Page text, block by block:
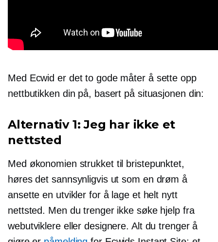
Med Ecwid er det to gode måter å sette opp
nettbutikken din på, basert på situasjonen din:
Alternativ 1: Jeg har ikke et
nettsted
Med økonomien strukket til bristepunktet,
høres det sannsynligvis ut som en drøm å
ansette en utvikler for å lage et helt nytt
nettsted. Men du trenger ikke søke hjelp fra
webutviklere eller designere. Alt du trenger å